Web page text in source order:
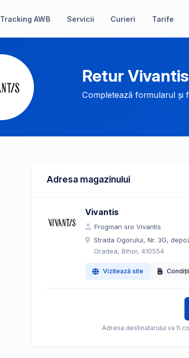
Tracking AWB Servicii Curieri Tarife
Retur
Completează formularul și
Adresa magazinului
Vivantis
Frogman sro Vivantis
Strada Ogorului, Nr. 3G,
Oradea, Bihor, 410554
Vizitează site
Adresa destinatarului va fi